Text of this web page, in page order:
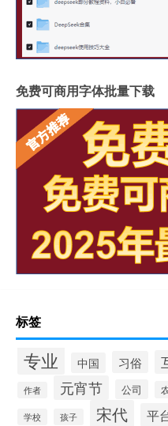
免费可商用字体批量下载
标签
专业 中国 习俗
作者 元宵节 公司
学校 孩子 宋代 平